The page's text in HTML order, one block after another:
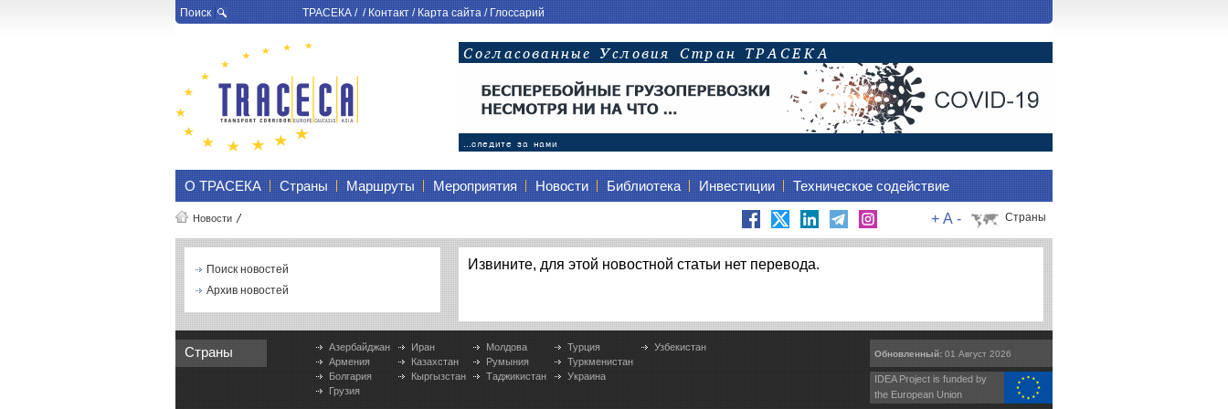
Поиск ТРАСЕКА/ /Контакт/Карта сайта/Глоссарий
О ТРАСЕКА Страны Маршруты Мероприятия Новости Библиотека Инвестиции Техническое содействие
Новости Страны
+ A -
Поиск новостей
Архив новостей
Извините, для этой новостной статьи нет перевода.
Страны
Азербайджан
Армения
Болгария
Грузия
Иран
Казахстан
Кыргызстан
Молдова
Румыния
Таджикистан
Турция
Туркменистан
Украина
Узбекистан
Обновленный: 01 Август 2026
IDEA Project is funded by
the European Union